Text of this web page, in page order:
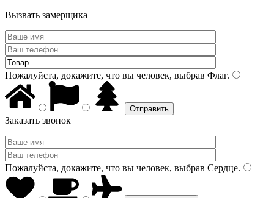
Вызвать замерщика
Пожалуйста, докажите, что вы человек, выбрав Флаг.
Заказать звонок
Пожалуйста, докажите, что вы человек, выбрав Сердце.